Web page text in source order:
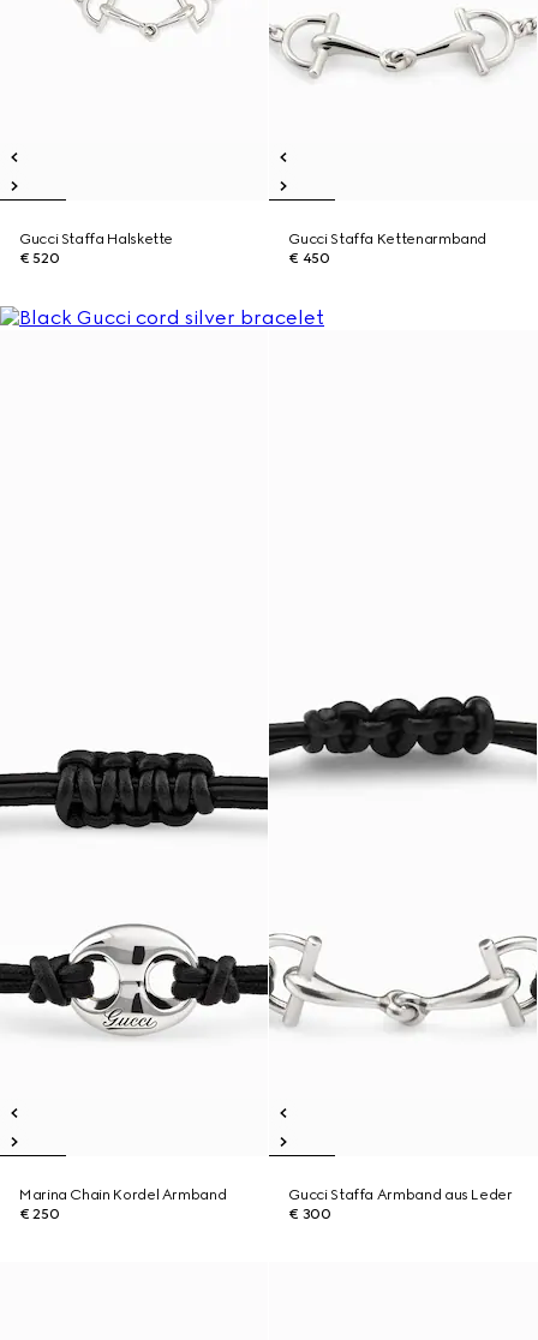
Gucci Staffa Halskette
€ 520
Gucci Staffa Kettenarmband
€ 450
Marina Chain Kordel Armband
€ 250
Gucci Staffa Armband aus Leder
€ 300